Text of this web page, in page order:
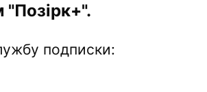
"Позірк+".
подписки: